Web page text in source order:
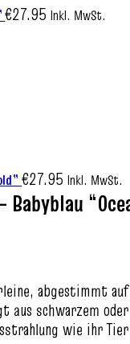
€27.95 Inkl. MwSt.
€27.95 Inkl. MwSt.
abgestimmt auf
schwarzem oder
wie ihr